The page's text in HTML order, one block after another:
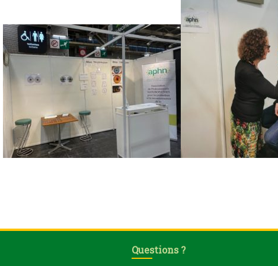
Questions ?